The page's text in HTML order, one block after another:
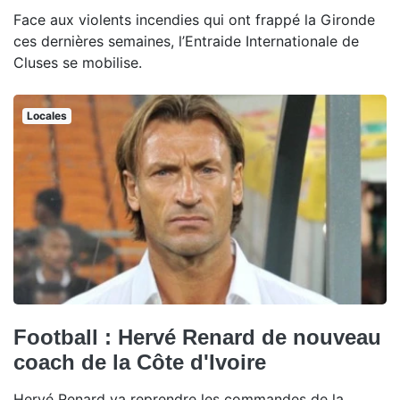
Face aux violents incendies qui ont frappé la Gironde
ces dernières semaines, l’Entraide Internationale de
Cluses se mobilise.
Locales
Football : Hervé Renard de nouveau
coach de la Côte d'Ivoire